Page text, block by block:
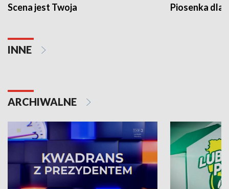
Scena jest Twoja Piosenka dla
INNE
ARCHIWALNE